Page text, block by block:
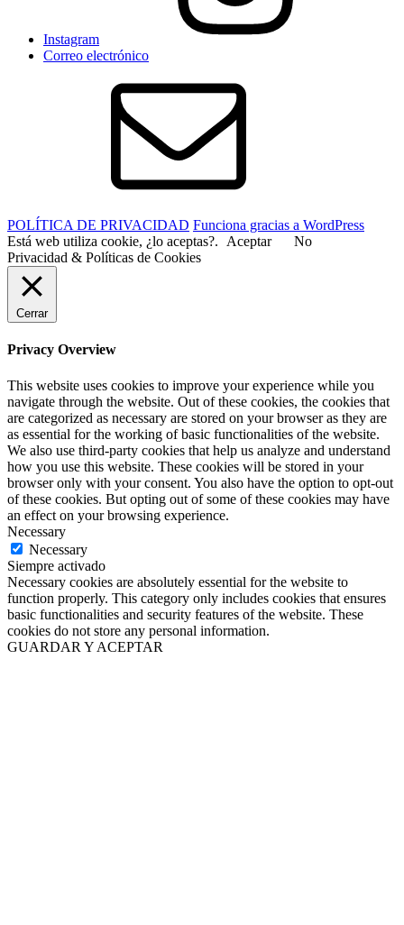
Instagram
Correo electrónico
POLÍTICA DE PRIVACIDAD Funciona gracias a WordPress
Está web utiliza cookie, ¿lo aceptas?.
Aceptar
No
Privacidad & Políticas de Cookies
Cerrar
Privacy Overview
This website uses cookies to improve your experience while you
navigate through the website. Out of these cookies, the cookies that
are categorized as necessary are stored on your browser as they are
as essential for the working of basic functionalities of the website.
We also use third-party cookies that help us analyze and understand
how you use this website. These cookies will be stored in your
browser only with your consent. You also have the option to opt-out
of these cookies. But opting out of some of these cookies may have
an effect on your browsing experience.
Necessary
Necessary
Siempre activado
Necessary cookies are absolutely essential for the website to
function properly. This category only includes cookies that ensures
basic functionalities and security features of the website. These
cookies do not store any personal information.
GUARDAR Y ACEPTAR